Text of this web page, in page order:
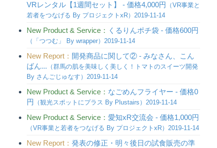
VRレンタル【1週間セット】 - 価格4,000円
（VR事業と
若者をつなげる By プロジェクトxR）2019-11-14
New Product & Service： くるりんポチ袋 - 価格600円
（「つつむ」 By wrapper）2019-11-14
New Report： 開発商品に関して② - みなさん、こん
ばん... （群馬の肌を美味しく美しく！トマトのスイーツ開発
By さんごじゅなす）2019-11-14
New Product & Service： なごめんフライヤー - 価格0
円
（観光スポットにプラス By Plustairs）2019-11-14
New Product & Service： 愛知xR交流会 - 価格1,000円
（VR事業と若者をつなげる By プロジェクトxR）2019-11-14
New Report： 発表の修正・明々後日の試食販売の準